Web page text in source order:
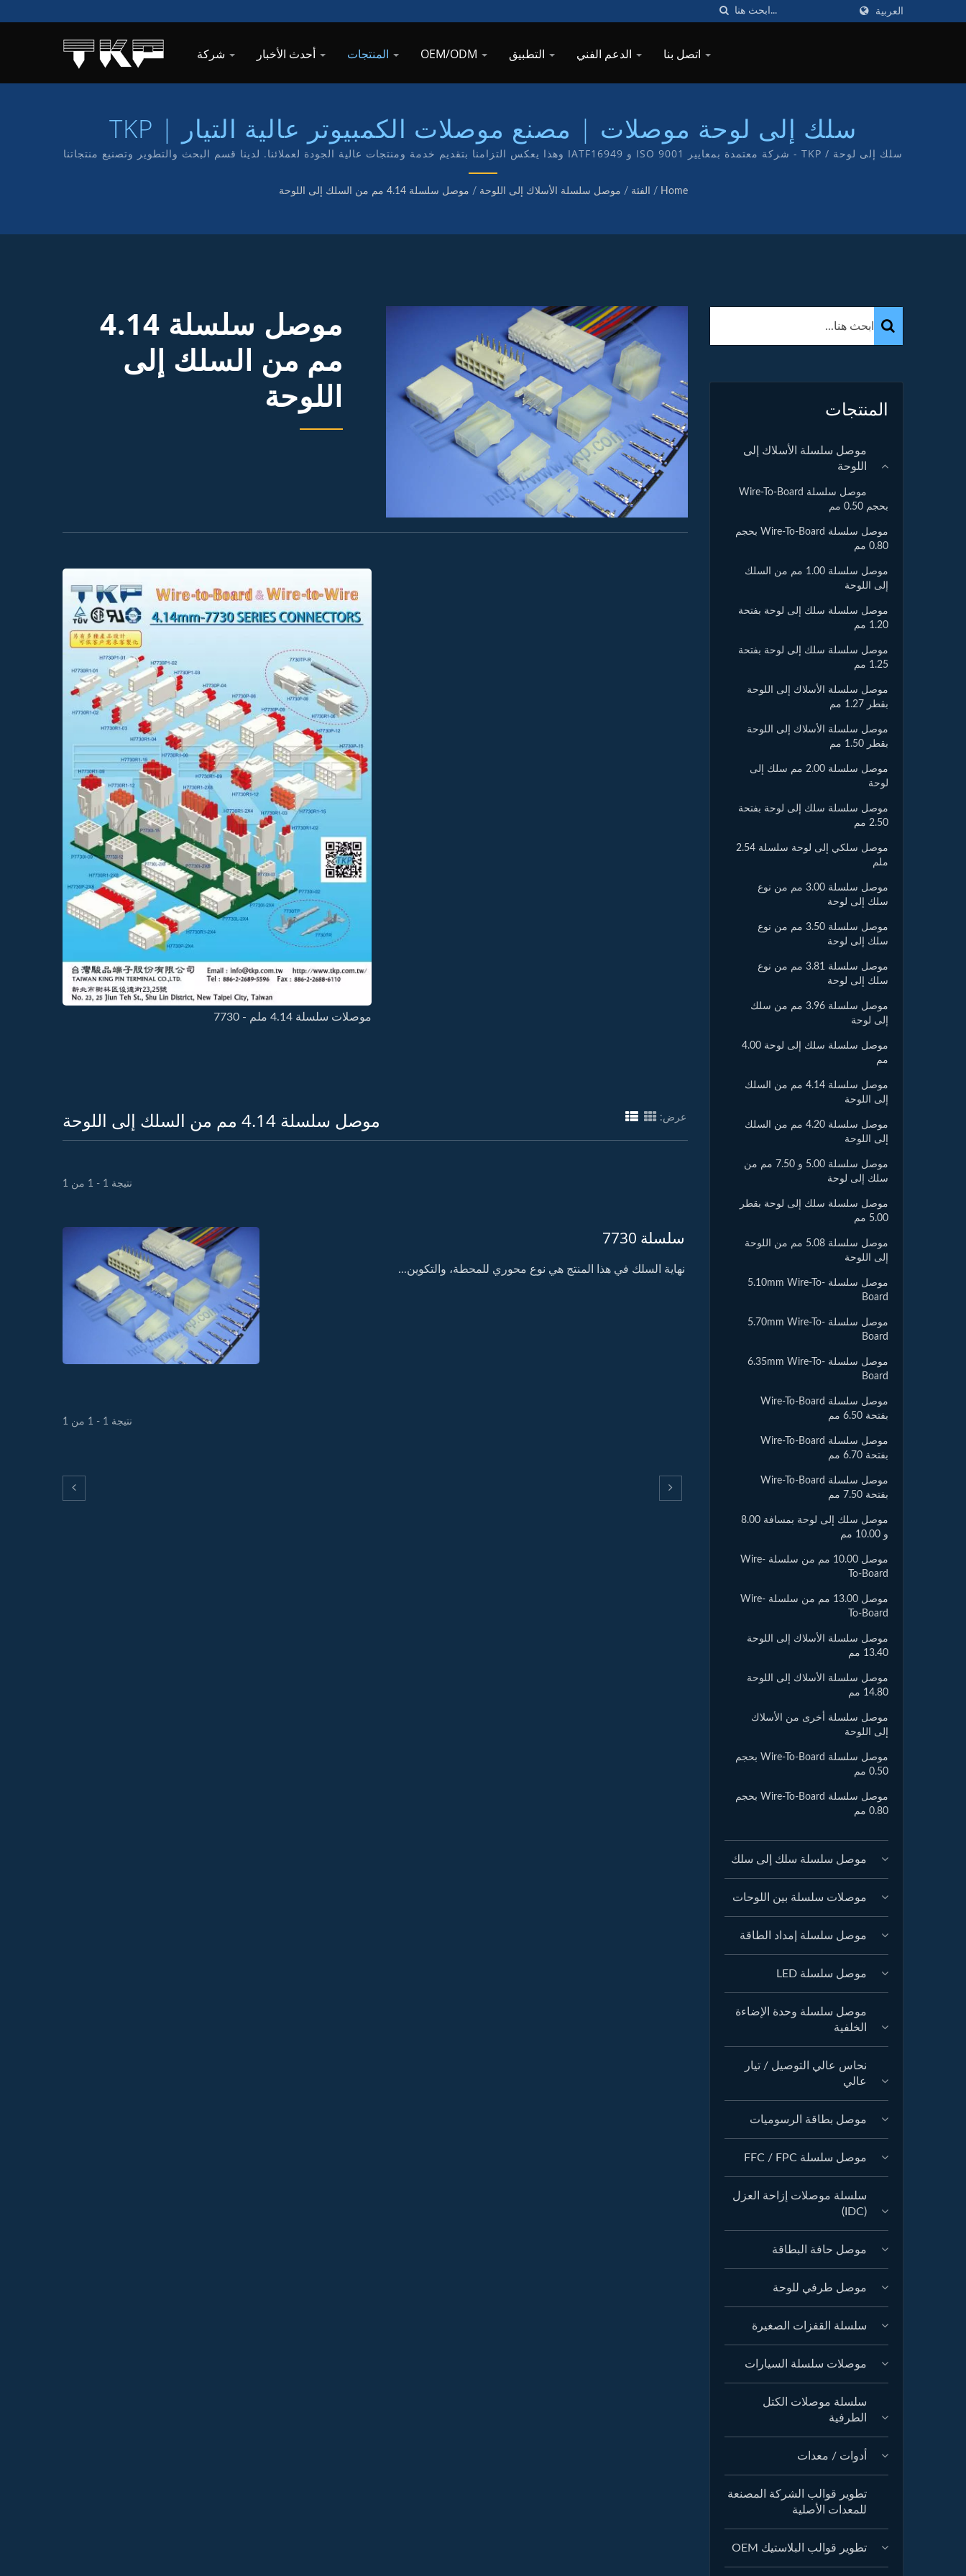
العربية
OEM/ODM
سلك إلى لوحة موصلات | مصنع موصلات الكمبيوتر عالية التيار | TKP
سلك إلى لوحة / TKP - شركة معتمدة بمعايير ISO 9001 و IATF16949 وهذا يعكس التزامنا بتقديم خدمة ومنتجات عالية الجودة لعملائنا. لدينا قسم البحث والتطوير وتصنيع منتجاتنا
الخاصة بعلامة TKP.
Home
/ الفئة / موصل سلسلة الأسلاك إلى اللوحة / موصل سلسلة 4.14 مم من السلك إلى اللوحة
موصل سلسلة 4.14
مم من السلك إلى
اللوحة
موصلات سلسلة 4.14 ملم - 7730
موصل سلسلة 4.14 مم من السلك إلى اللوحة عرض:
نتيجة 1 - 1 من 1
سلسلة 7730
نهاية السلك في هذا المنتج هي نوع محوري للمحطة، والتكوين...
نتيجة 1 - 1 من 1
المنتجات
موصل سلسلة الأسلاك إلى
اللوحة
موصل سلسلة Wire-To-Board
بحجم 0.50 مم
موصل سلسلة Wire-To-Board بحجم
0.80 مم
موصل سلسلة 1.00 مم من السلك
إلى اللوحة
موصل سلسلة سلك إلى لوحة بفتحة
1.20 مم
موصل سلسلة سلك إلى لوحة بفتحة
1.25 مم
موصل سلسلة الأسلاك إلى اللوحة
بقطر 1.27 مم
موصل سلسلة الأسلاك إلى اللوحة
بقطر 1.50 مم
موصل سلسلة 2.00 مم سلك إلى
لوحة
موصل سلسلة سلك إلى لوحة بفتحة
2.50 مم
موصل سلكي إلى لوحة سلسلة 2.54
ملم
موصل سلسلة 3.00 مم من نوع
سلك إلى لوحة
موصل سلسلة 3.50 مم من نوع
سلك إلى لوحة
موصل سلسلة 3.81 مم من نوع
سلك إلى لوحة
موصل سلسلة 3.96 مم من سلك
إلى لوحة
موصل سلسلة سلك إلى لوحة 4.00
مم
موصل سلسلة 4.14 مم من السلك
إلى اللوحة
موصل سلسلة 4.20 مم من السلك
إلى اللوحة
موصل سلسلة 5.00 و 7.50 مم من
سلك إلى لوحة
موصل سلسلة سلك إلى لوحة بقطر
5.00 مم
موصل سلسلة 5.08 مم من اللوحة
إلى اللوحة
موصل سلسلة 5.10mm Wire-To-
Board
موصل سلسلة 5.70mm Wire-To-
Board
موصل سلسلة 6.35mm Wire-To-
Board
موصل سلسلة Wire-To-Board
بفتحة 6.50 مم
موصل سلسلة Wire-To-Board
بفتحة 6.70 مم
موصل سلسلة Wire-To-Board
بفتحة 7.50 مم
موصل سلك إلى لوحة بمسافة 8.00
و 10.00 مم
موصل 10.00 مم من سلسلة Wire-
To-Board
موصل 13.00 مم من سلسلة Wire-
To-Board
موصل سلسلة الأسلاك إلى اللوحة
13.40 مم
موصل سلسلة الأسلاك إلى اللوحة
14.80 مم
موصل سلسلة أخرى من الأسلاك
إلى اللوحة
موصل سلسلة Wire-To-Board بحجم
0.50 مم
موصل سلسلة Wire-To-Board بحجم
0.80 مم
موصل سلسلة سلك إلى سلك
موصلات سلسلة بين اللوحات
موصل سلسلة إمداد الطاقة
موصل سلسلة LED
موصل سلسلة وحدة الإضاءة
الخلفية
نحاس عالي التوصيل / تيار
عالي
موصل بطاقة الرسوميات
موصل سلسلة FFC / FPC
سلسلة موصلات إزاحة العزل
(IDC)
موصل حافة البطاقة
موصل طرفي للوحة
سلسلة القفزات الصغيرة
موصلات سلسلة السيارات
سلسلة موصلات الكتل
الطرفية
أدوات / معدات
تطوير قوالب الشركة المصنعة
للمعدات الأصلية
تطوير قوالب البلاستيك OEM